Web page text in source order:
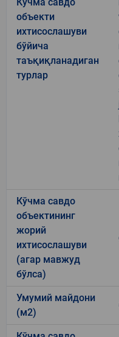
объекти
ихтисослашуви
бўйича
таъқиқланадиган
турлар
Кўчма савдо
объектининг
жорий
ихтисослашуви
(агар мавжуд
бўлса)
Умумий майдони
(м2)